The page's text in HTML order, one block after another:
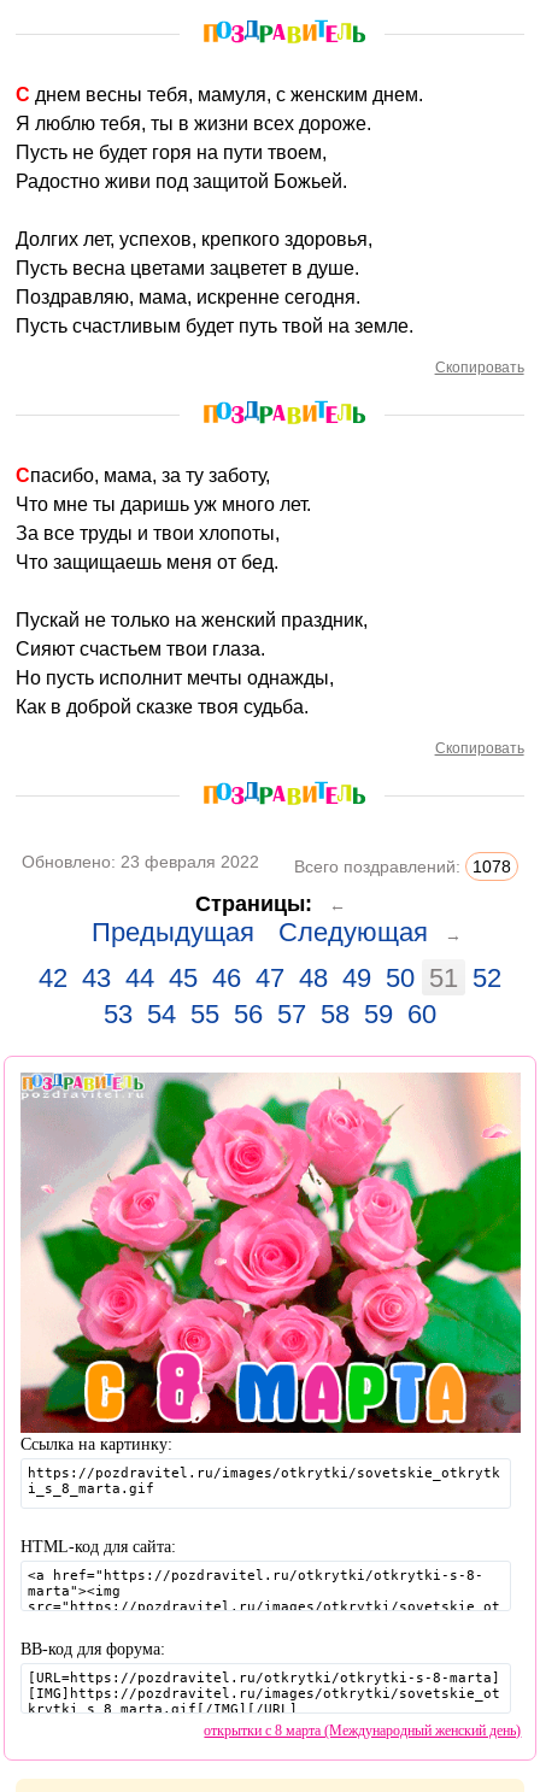
С днем весны тебя, мамуля, с женским днем.
Я люблю тебя, ты в жизни всех дороже.
Пусть не будет горя на пути твоем,
Радостно живи под защитой Божьей.
Долгих лет, успехов, крепкого здоровья,
Пусть весна цветами зацветет в душе.
Поздравляю, мама, искренне сегодня.
Пусть счастливым будет путь твой на земле.
Скопировать
Спасибо, мама, за ту заботу,
Что мне ты даришь уж много лет.
За все труды и твои хлопоты,
Что защищаешь меня от бед.
Пускай не только на женский праздник,
Сияют счастьем твои глаза.
Но пусть исполнит мечты однажды,
Как в доброй сказке твоя судьба.
Скопировать
Обновлено: 23 февраля 2022 Всего поздравлений: 1078
Страницы: ←
Предыдущая Следующая →
42 43 44 45 46 47 48 49 50 51 52
53 54 55 56 57 58 59 60
Ссылка на картинку:
HTML-код для сайта:
BB-код для форума:
открытки с 8 марта (Международный женский день)